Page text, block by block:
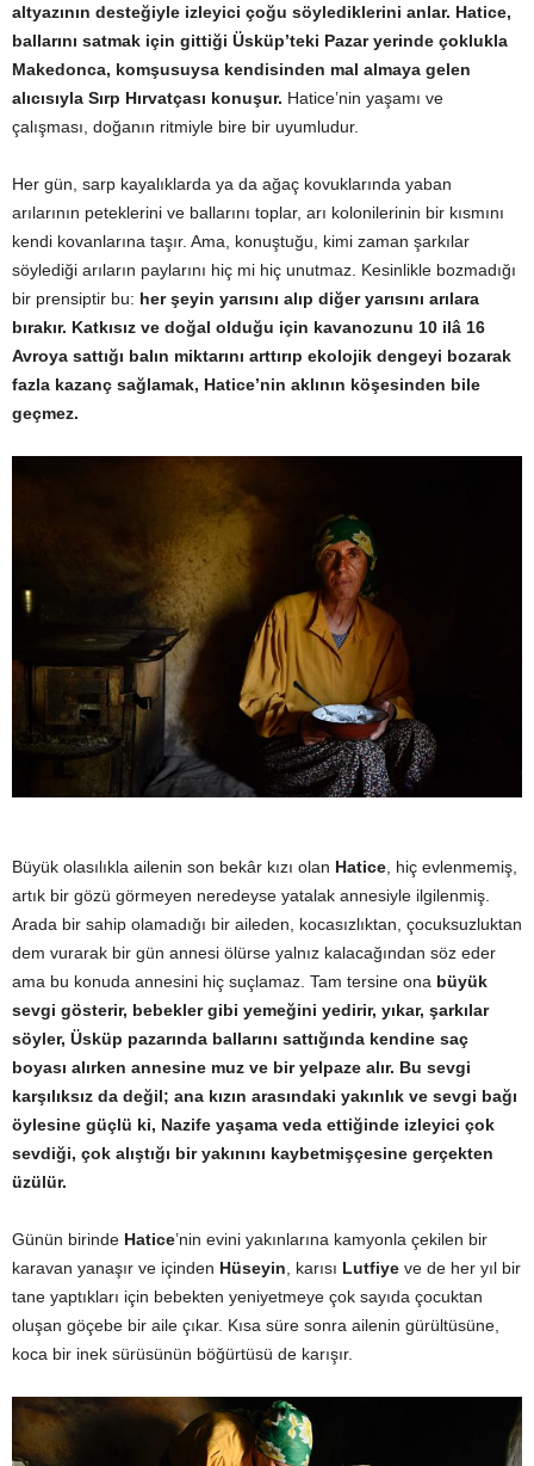
altyazının desteğiyle izleyici çoğu söylediklerini anlar. Hatice,
ballarını satmak için gittiği Üsküp’teki Pazar yerinde çoklukla
Makedonca, komşusuysa kendisinden mal almaya gelen
alıcısıyla Sırp Hırvatçası konuşur. Hatice’nin yaşamı ve
çalışması, doğanın ritmiyle bire bir uyumludur.
Her gün, sarp kayalıklarda ya da ağaç kovuklarında yaban
arılarının peteklerini ve ballarını toplar, arı kolonilerinin bir kısmını
kendi kovanlarına taşır. Ama, konuştuğu, kimi zaman şarkılar
söylediği arıların paylarını hiç mi hiç unutmaz. Kesinlikle bozmadığı
bir prensiptir bu: her şeyin yarısını alıp diğer yarısını arılara
bırakır. Katkısız ve doğal olduğu için kavanozunu 10 ilâ 16
Avroya sattığı balın miktarını arttırıp ekolojik dengeyi bozarak
fazla kazanç sağlamak, Hatice’nin aklının köşesinden bile
geçmez.
Büyük olasılıkla ailenin son bekâr kızı olan Hatice , hiç evlenmemiş,
artık bir gözü görmeyen neredeyse yatalak annesiyle ilgilenmiş.
Arada bir sahip olamadığı bir aileden, kocasızlıktan, çocuksuzluktan
dem vurarak bir gün annesi ölürse yalnız kalacağından söz eder
ama bu konuda annesini hiç suçlamaz. Tam tersine ona büyük
sevgi gösterir, bebekler gibi yemeğini yedirir, yıkar, şarkılar
söyler, Üsküp pazarında ballarını sattığında kendine saç
boyası alırken annesine muz ve bir yelpaze alır. Bu sevgi
karşılıksız da değil; ana kızın arasındaki yakınlık ve sevgi bağı
öylesine güçlü ki, Nazife yaşama veda ettiğinde izleyici çok
sevdiği, çok alıştığı bir yakınını kaybetmişçesine gerçekten
üzülür.
Günün birinde Hatice’nin evini yakınlarına kamyonla çekilen bir
karavan yanaşır ve içinden Hüseyin , karısı Lutfiye ve de her yıl bir
tane yaptıkları için bebekten yeniyetmeye çok sayıda çocuktan
oluşan göçebe bir aile çıkar. Kısa süre sonra ailenin gürültüsüne,
koca bir inek sürüsünün böğürtüsü de karışır.